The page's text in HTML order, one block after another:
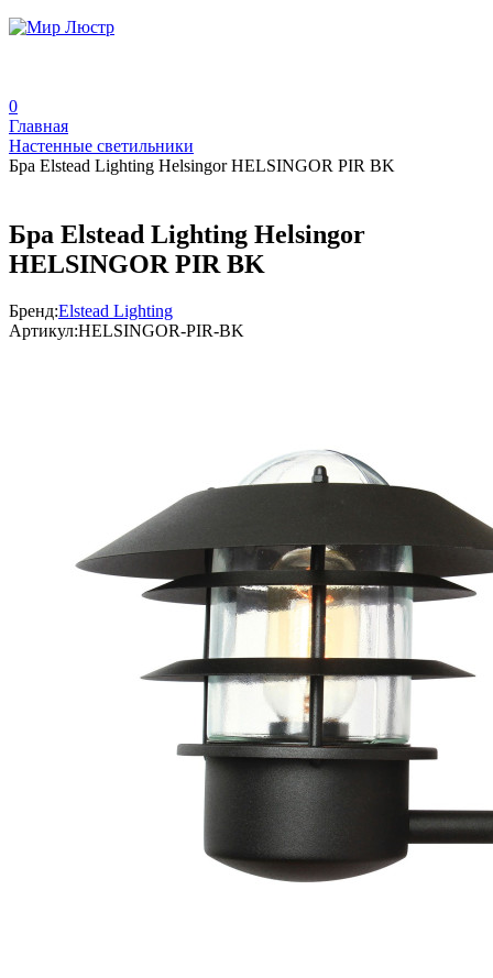
0
Главная
Настенные светильники
Бра Elstead Lighting Helsingor HELSINGOR PIR BK
Бра Elstead Lighting Helsingor
HELSINGOR PIR BK
Бренд:Elstead Lighting
Артикул:HELSINGOR-PIR-BK